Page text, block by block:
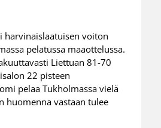
harvinaislaatuisen voiton
pelatussa maaottelussa.
Liettuan 81-70
22 pisteen
pelaa Tukholmassa vielä
huomenna vastaan tulee